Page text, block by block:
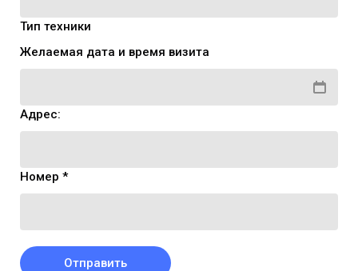
Тип техники
Желаемая дата и время визита
Адрес:
Номер *
Отправить